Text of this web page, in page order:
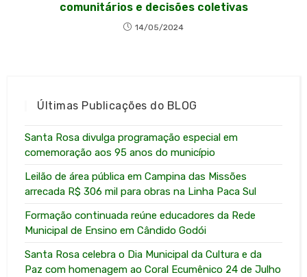
comunitários e decisões coletivas
14/05/2024
Últimas Publicações do BLOG
Santa Rosa divulga programação especial em
comemoração aos 95 anos do município
Leilão de área pública em Campina das Missões
arrecada R$ 306 mil para obras na Linha Paca Sul
Formação continuada reúne educadores da Rede
Municipal de Ensino em Cândido Godói
Santa Rosa celebra o Dia Municipal da Cultura e da
Paz com homenagem ao Coral Ecumênico 24 de Julho